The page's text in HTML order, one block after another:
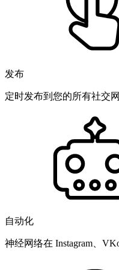
发布
定时发布到您的所有社交
自动化
神经网络在 Instagram、